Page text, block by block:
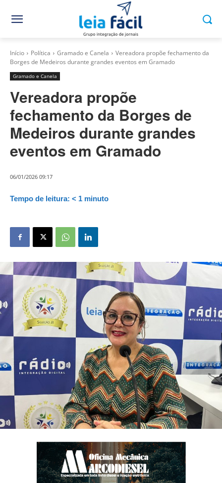
Início Política Gramado e Canela
Vereadora propõe fechamento da
Borges de Medeiros durante grandes eventos em Gramado
Gramado e Canela
Vereadora propõe
fechamento da Borges de
Medeiros durante grandes
eventos em Gramado
06/01/2026 09:17
Tempo de leitura: < 1 minuto